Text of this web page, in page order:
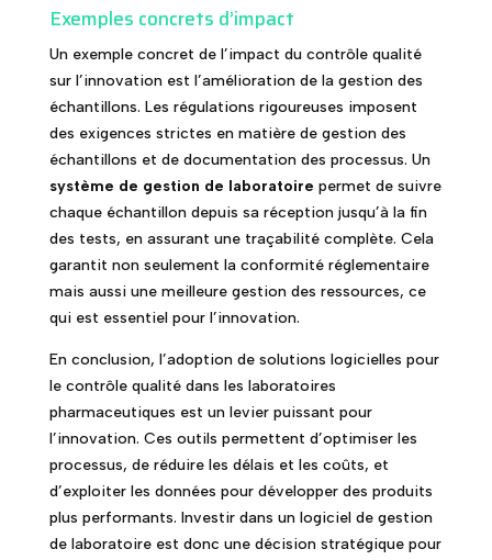
Exemples concrets d’impact
Un exemple concret de l’impact du contrôle qualité
sur l’innovation est l’amélioration de la gestion des
échantillons. Les régulations rigoureuses imposent
des exigences strictes en matière de gestion des
échantillons et de documentation des processus. Un
système de gestion de laboratoire permet de suivre
chaque échantillon depuis sa réception jusqu’à la fin
des tests, en assurant une traçabilité complète. Cela
garantit non seulement la conformité réglementaire
mais aussi une meilleure gestion des ressources, ce
qui est essentiel pour l’innovation.
En conclusion, l’adoption de solutions logicielles pour
le contrôle qualité dans les laboratoires
pharmaceutiques est un levier puissant pour
l’innovation. Ces outils permettent d’optimiser les
processus, de réduire les délais et les coûts, et
d’exploiter les données pour développer des produits
plus performants. Investir dans un logiciel de gestion
de laboratoire est donc une décision stratégique pour